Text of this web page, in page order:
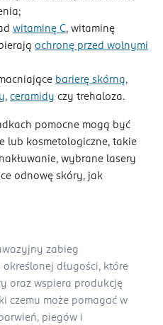
witaminę C, witaminę
ochronę przed wolnymi
barierę skórną,
, ceramidy czy trehaloza.
pomocne mogą być
lub kosmetologiczne, takie
wybrane lasery
odnowę skóry, jak
zabieg
długości, które
oraz wspiera produkcję
czemu może pomagać w
piegów i